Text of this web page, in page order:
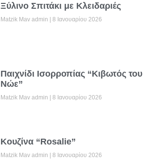
Ξύλινο Σπιτάκι με Κλειδαριές
Matzik Mav admin 8 Ιανουαρίου 2026
Παιχνίδι Ισορροπίας “Κιβωτός του
Νώε”
Matzik Mav admin 8 Ιανουαρίου 2026
Κουζίνα “Rosalie”
Matzik Mav admin 8 Ιανουαρίου 2026